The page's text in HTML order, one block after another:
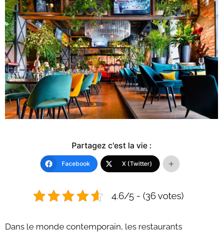
Partagez c'est la vie :
Facebook X (Twitter)
4.6/5 - (36 votes)
Dans le monde contemporain, les restaurants